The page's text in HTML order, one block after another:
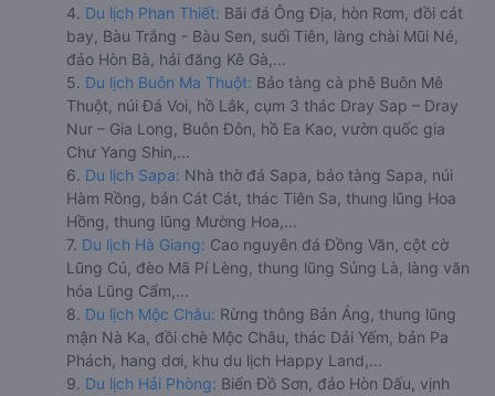
4. Du lịch Phan Thiết: Bãi đá Ông Địa, hòn Rơm, đồi cát
bay, Bàu Trắng - Bàu Sen, suối Tiên, làng chài Mũi Né,
đảo Hòn Bà, hải đăng Kê Gà,...
5. Du lịch Buôn Ma Thuột: Bảo tàng cà phê Buôn Mê
Thuột, núi Đá Voi, hồ Lắk, cụm 3 thác Dray Sap – Dray
Nur – Gia Long, Buôn Đôn, hồ Ea Kao, vườn quốc gia
Chư Yang Shin,...
6. Du lịch Sapa: Nhà thờ đá Sapa, bảo tàng Sapa, núi
Hàm Rồng, bản Cát Cát, thác Tiên Sa, thung lũng Hoa
Hồng, thung lũng Mường Hoa,...
7. Du lịch Hà Giang: Cao nguyên đá Đồng Văn, cột cờ
Lũng Cú, đèo Mã Pí Lèng, thung lũng Sủng Là, làng văn
hóa Lũng Cẩm,...
8. Du lịch Mộc Châu: Rừng thông Bản Áng, thung lũng
mận Nà Ka, đồi chè Mộc Châu, thác Dải Yếm, bản Pa
Phách, hang dơi, khu du lịch Happy Land,...
9. Du lịch Hải Phòng: Biển Đồ Sơn, đảo Hòn Dấu, vịnh